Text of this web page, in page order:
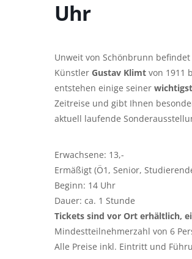
Uhr
Unweit von Schönbrunn
Künstler Gustav Klimt von 1911
entstehen einige seiner
Zeitreise und gibt Ihnen
aktuell laufende
Erwachsene: 13,-
Ermäßigt (Ö1, Senior,
Beginn: 14 Uhr
Dauer: ca. 1 Stunde
Tickets sind vor Ort erhältlich,
Mindestteilnehmerzahl von 6
Alle Preise inkl. Eintritt und